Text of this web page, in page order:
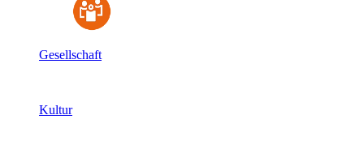
Gesellschaft
Kultur